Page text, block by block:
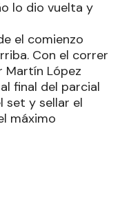
lo dio vuelta y
el comienzo
Con el correr
Martín López
final del parcial
set y sellar el
máximo